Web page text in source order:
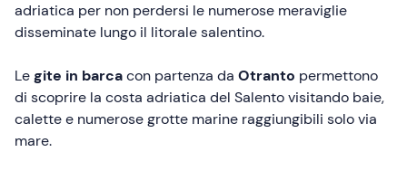
adriatica per non perdersi le numerose meraviglie
disseminate lungo il litorale salentino.
Legite in barcacon partenza da Otranto permettono
di scoprire la costa adriatica del Salento visitando baie,
calette e numerose grotte marine raggiungibili solo via
mare.